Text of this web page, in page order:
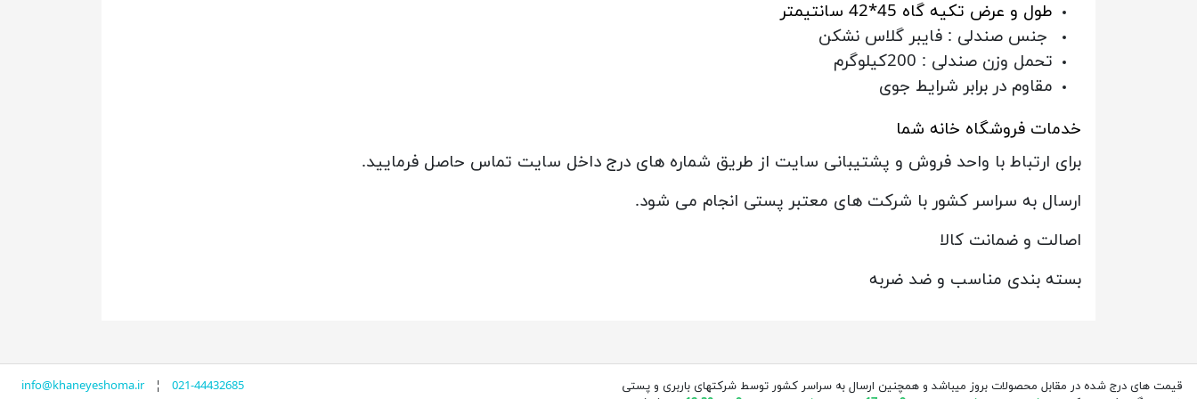
طول و عرض تکیه گاه 45*42 سانتیمتر
جنس صندلی : فایبر گلاس نشکن
تحمل وزن صندلی : 200کیلوگرم
مقاوم در برابر شرایط جوی
خدمات فروشگاه خانه شما
برای ارتباط با واحد فروش و پشتیبانی سایت از طریق شماره های درج داخل سایت تماس حاصل فرمایید.
ارسال به سراسر کشور با شرکت های معتبر پستی انجام می شود.
اصالت و ضمانت کالا
بسته بندی مناسب و ضد ضربه
قیمت های درج شده در مقابل محصولات بروز میباشد و همچنین ارسال به سراسر کشور توسط شرکتهای باربری و پستی
info@khaneyeshoma.ir¦ 021-44432685